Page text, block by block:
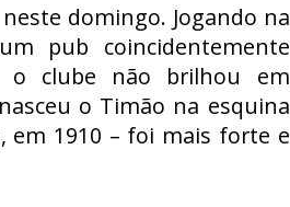
domingo. Jogando na
pub coincidentemente
o clube não brilhou em
o Timão na esquina
em 1910 – foi mais forte e